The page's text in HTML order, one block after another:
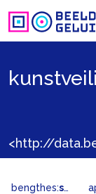
bengthes:status